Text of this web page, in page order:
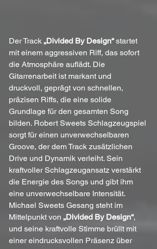
Der Track „Divided By Design“ startet
mit einem aggressiven Riff, das sofort
die Atmosphäre auflädt. Die
Gitarrenarbeit ist markant und
druckvoll, geprägt von schnellen,
präzisen Riffs, die eine solide
Grundlage für den gesamten Song
bilden. Robert Sweets Schlagzeugspiel
sorgt für einen unverwechselbaren
Groove, der dem Track zusätzlichen
Drive und Dynamik verleiht. Sein
kraftvoller Schlagzeugansatz verstärkt
die Energie des Songs und gibt ihm
eine unverwechselbare Intensität.
Michael Sweets Gesang steht im
Mittelpunkt von „Divided By Design“,
und seine kraftvolle Stimme brüllt mit
einer eindrucksvollen Präsenz über